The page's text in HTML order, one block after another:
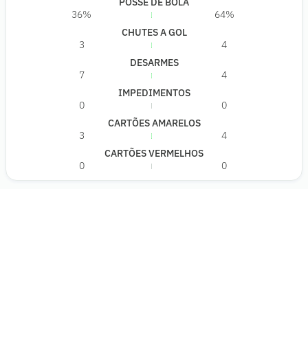
36%
64%
CHUTES A GOL
3
4
DESARMES
7
4
IMPEDIMENTOS
0
0
CARTÕES AMARELOS
3
4
CARTÕES VERMELHOS
0
0